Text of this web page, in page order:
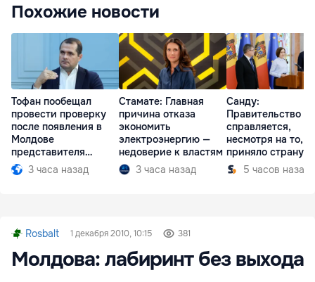
Похожие новости
Тофан пообещал
провести проверку
после появления в
Молдове
представителя
Южной Осетии
3 часа назад
Стамате: Главная
причина отказа
экономить
электроэнергию —
недоверие к властям
3 часа назад
Санду:
Правительство
справляется,
несмотря на то,
приняло страну в
разгар кризиса
5 часов назад
Rosbalt 1 декабря 2010, 10:15 381
Молдова: лабиринт без выхода